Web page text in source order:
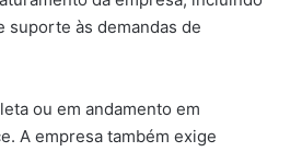
suporte às demandas de
ou em andamento em
A empresa também exige